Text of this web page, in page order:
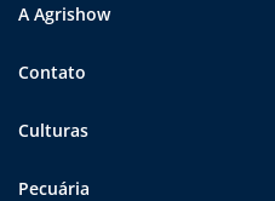
A Agrishow
Contato
Culturas
Pecuária